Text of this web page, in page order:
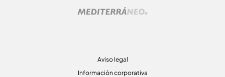
Aviso legal
Información corporativa